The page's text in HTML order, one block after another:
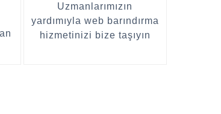
Uzmanlarımızın
yardımıyla web barındırma
hizmetinizi bize taşıyın